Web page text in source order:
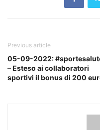
Previous article
05-09-2022:
– Esteso ai collaboratori
sportivi il bonus di 200